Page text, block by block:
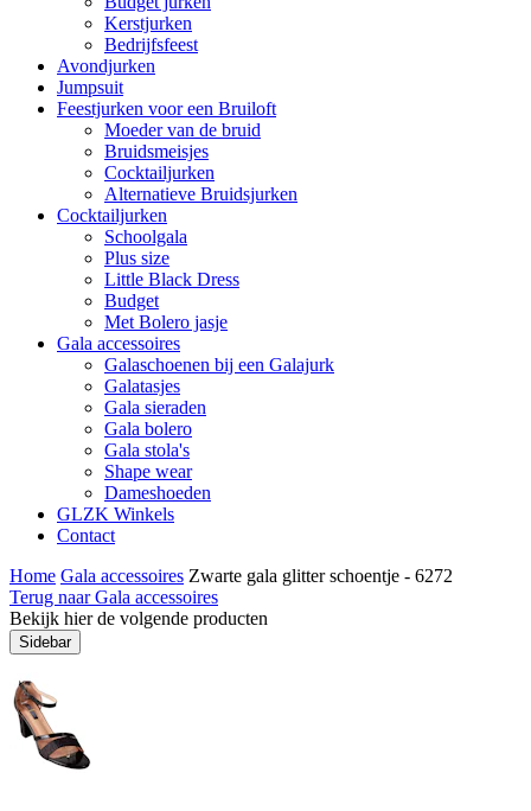
Kerstjurken
Bedrijfsfeest
Avondjurken
Jumpsuit
Feestjurken voor een Bruiloft
Moeder van de bruid
Bruidsmeisjes
Cocktailjurken
Alternatieve Bruidsjurken
Cocktailjurken
Schoolgala
Plus size
Little Black Dress
Budget
Met Bolero jasje
Gala accessoires
Galaschoenen bij een Galajurk
Galatasjes
Gala sieraden
Gala bolero
Gala stola's
Shape wear
Dameshoeden
GLZK Winkels
Contact
Home Gala accessoires Zwarte gala glitter schoentje - 6272
Terug naar Gala accessoires
Bekijk hier de volgende producten
Sidebar